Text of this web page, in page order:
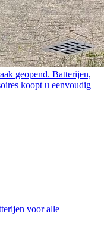
geopend. Batterijen,
koopt u eenvoudig
voor alle